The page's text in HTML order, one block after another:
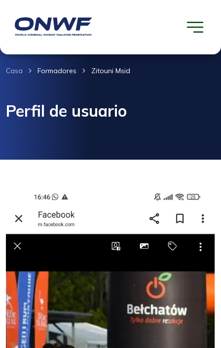
Casa Formadores Zitouni Msid
Perfil de usuario